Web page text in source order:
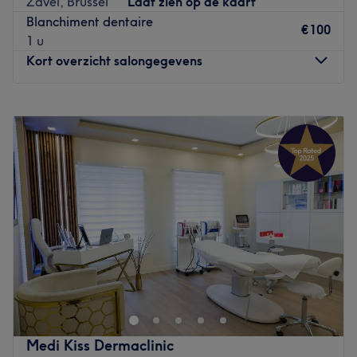
dans les règles de l'art pour un résultat irréprochable.
Offrez-vous une parenthèse de beauté et bien-être chez
Beauty Marga !
Go to venue
Blanchiment dentaire
1 u
€100
Kort overzicht salongegevens
Dinsdag
09:00–
20:45
Woensdag
09:00–20:45
Donderdag
09:00 –20:45
Vrijdag
20:45
Zaterdag
20:45
Zondag
09:00
Sweet and pretty est un institut de Beauté situé en plein
cœur de Bruxelles, juste à côté du Palais de Justice et de
la place du Grand Sablon. Cet établissement vous
propose des épilations au laser pour toutes les zones du
corps afin de rendre votre peau douce et belle !
Medi Kiss Dermaclinic